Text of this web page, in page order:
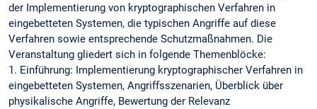
der Implementierung von kryptographischen Verfahren in
eingebetteten Systemen, die typischen Angriffe auf diese
Verfahren sowie entsprechende Schutzmaßnahmen. Die
Veranstaltung gliedert sich in folgende Themenblöcke:
1. Einführung: Implementierung kryptographischer Verfahren in
eingebetteten Systemen, Angriffsszenarien, Überblick über
physikalische Angriffe, Bewertung der Relevanz